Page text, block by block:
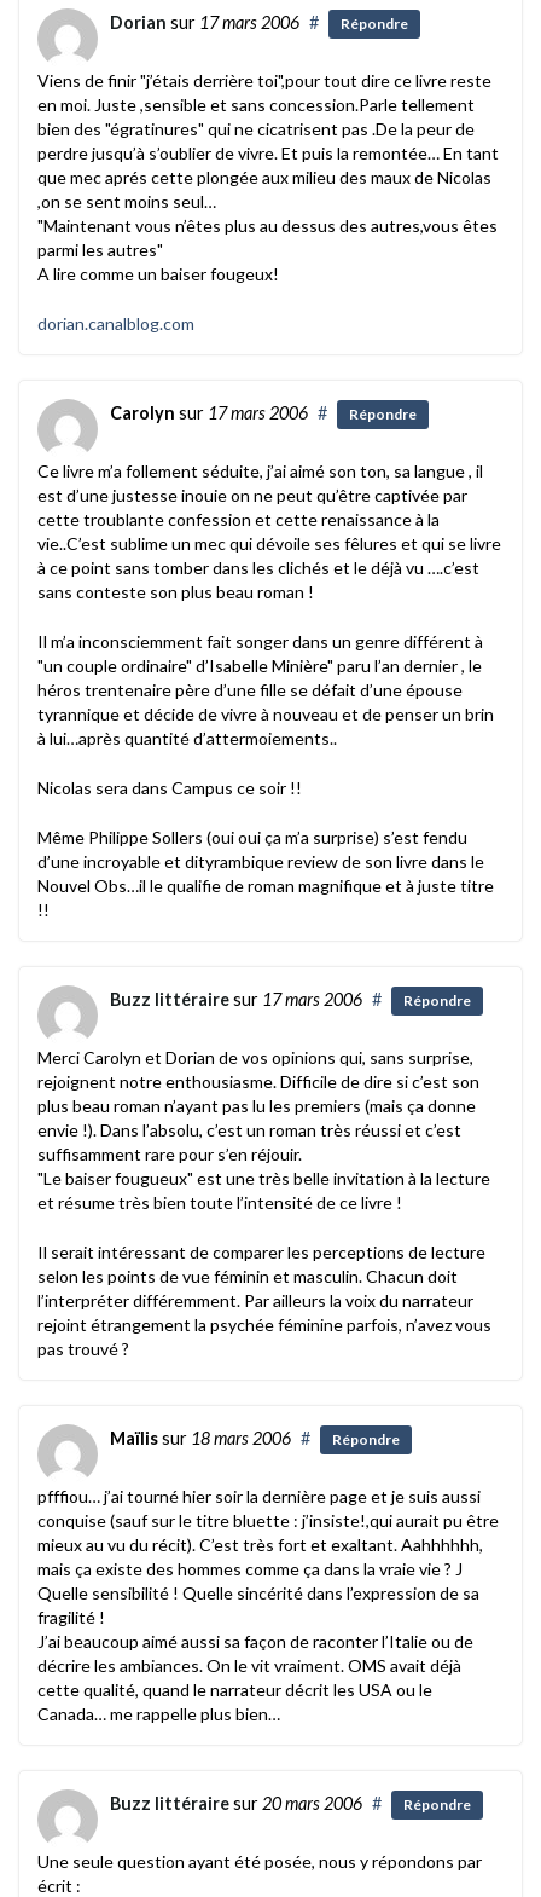
Dorian sur 17 mars 2006 # Répondre
Viens de finir "j’étais derrière toi",pour tout dire ce livre reste
en moi. Juste ,sensible et sans concession.Parle tellement
bien des "égratinures" qui ne cicatrisent pas .De la peur de
perdre jusqu’à s’oublier de vivre. Et puis la remontée… En tant
que mec aprés cette plongée aux milieu des maux de Nicolas
,on se sent moins seul…
"Maintenant vous n’êtes plus au dessus des autres,vous êtes
parmi les autres"
A lire comme un baiser fougeux!
dorian.canalblog.com
Carolyn sur 17 mars 2006 # Répondre
Ce livre m’a follement séduite, j’ai aimé son ton, sa langue , il
est d’une justesse inouie on ne peut qu’être captivée par
cette troublante confession et cette renaissance à la
vie..C’est sublime un mec qui dévoile ses fêlures et qui se livre
à ce point sans tomber dans les clichés et le déjà vu ….c’est
sans conteste son plus beau roman !
Il m’a inconsciemment fait songer dans un genre différent à
"un couple ordinaire" d’Isabelle Minière" paru l’an dernier , le
héros trentenaire père d’une fille se défait d’une épouse
tyrannique et décide de vivre à nouveau et de penser un brin
à lui…après quantité d’attermoiements..
Nicolas sera dans Campus ce soir !!
Même Philippe Sollers (oui oui ça m’a surprise) s’est fendu
d’une incroyable et dityrambique review de son livre dans le
Nouvel Obs…il le qualifie de roman magnifique et à juste titre
!!
Buzz littérairesur 17 mars 2006 # Répondre
Merci Carolyn et Dorian de vos opinions qui, sans surprise,
rejoignent notre enthousiasme. Difficile de dire si c’est son
plus beau roman n’ayant pas lu les premiers (mais ça donne
envie !). Dans l’absolu, c’est un roman très réussi et c’est
suffisamment rare pour s’en réjouir.
"Le baiser fougueux" est une très belle invitation à la lecture
et résume très bien toute l’intensité de ce livre !
Il serait intéressant de comparer les perceptions de lecture
selon les points de vue féminin et masculin. Chacun doit
l’interpréter différemment. Par ailleurs la voix du narrateur
rejoint étrangement la psychée féminine parfois, n’avez vous
pas trouvé ?
Maïlissur 18 mars 2006 # Répondre
pfffiou… j’ai tourné hier soir la dernière page et je suis aussi
conquise (sauf sur le titre bluette : j’insiste!,qui aurait pu être
mieux au vu du récit). C’est très fort et exaltant. Aahhhhhh,
mais ça existe des hommes comme ça dans la vraie vie ? J
Quelle sensibilité ! Quelle sincérité dans l’expression de sa
fragilité !
J’ai beaucoup aimé aussi sa façon de raconter l’Italie ou de
décrire les ambiances. On le vit vraiment. OMS avait déjà
cette qualité, quand le narrateur décrit les USA ou le
Canada… me rappelle plus bien…
Buzz littérairesur 20 mars 2006 # Répondre
Une seule question ayant été posée, nous y répondons par
écrit :